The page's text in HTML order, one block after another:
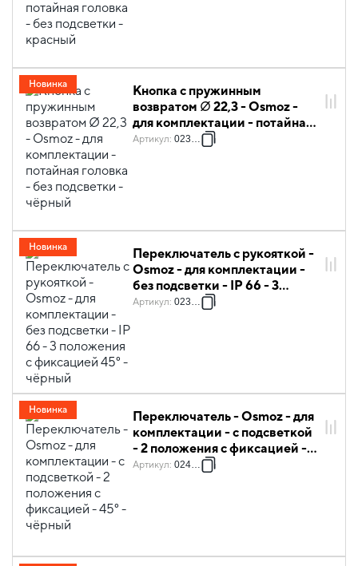
Кнопка с пружинным
возвратом ∅ 22,3 - Osmoz -
для комплектации - потайная
головка - без подсветки -
Артикул: 023806
Новинка
Переключатель с рукояткой -
Osmoz - для комплектации -
без подсветки - IP 66 - 3
положения с фиксацией 45° -
Артикул: 023923
Новинка
Переключатель - Osmoz - для
комплектации - с подсветкой
- 2 положения с фиксацией -
45° - чёрный
Артикул: 024033
Новинка